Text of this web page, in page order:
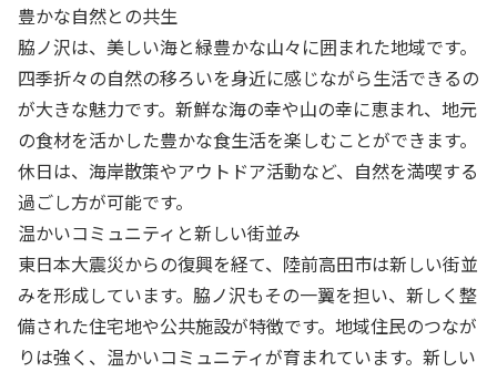
豊かな自然との共生
脇ノ沢は、美しい海と緑豊かな山々に囲まれた地域です。
四季折々の自然の移ろいを身近に感じながら生活できるの
が大きな魅力です。新鮮な海の幸や山の幸に恵まれ、地元
の食材を活かした豊かな食生活を楽しむことができます。
休日は、海岸散策やアウトドア活動など、自然を満喫する
過ごし方が可能です。
温かいコミュニティと新しい街並み
東日本大震災からの復興を経て、陸前高田市は新しい街並
みを形成しています。脇ノ沢もその一翼を担い、新しく整
備された住宅地や公共施設が特徴です。地域住民のつなが
りは強く、温かいコミュニティが育まれています。新しい